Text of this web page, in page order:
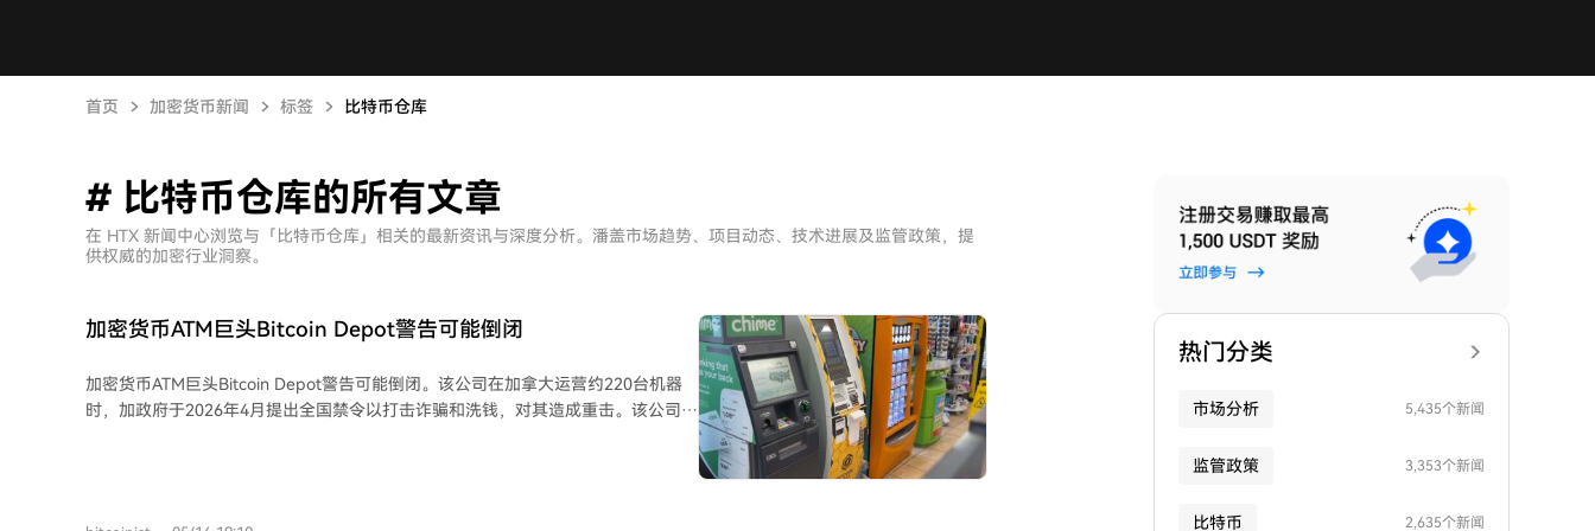
首页 加密货币新闻 标签 比特币仓库
# 比特币仓库的所有文章
在 HTX 新闻中心浏览与「比特币仓库」相关的最新资讯与深度分析。潘盖市场趋势、项目动态、技术进展及监管政策，提
供权威的加密行业洞察。
加密货币ATM巨头Bitcoin Depot警告可能倒闭
加密货币ATM巨头Bitcoin Depot警告可能倒闭。该公司在加拿大运营约220台机器
时，加政府于2026年4月提出全国禁令以打击诈骗和洗钱，对其造成重击。该公司在
热门分类
市场分析 5,435个新闻
监管政策 3,353个新闻
比特币 2,635个新闻